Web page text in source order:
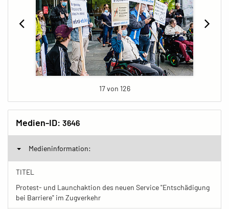
17 von 126
Medien-ID: 3646
Medieninformation:
TITEL
Protest- und Launchaktion des neuen Service "Entschädigung
bei Barriere" im Zugverkehr